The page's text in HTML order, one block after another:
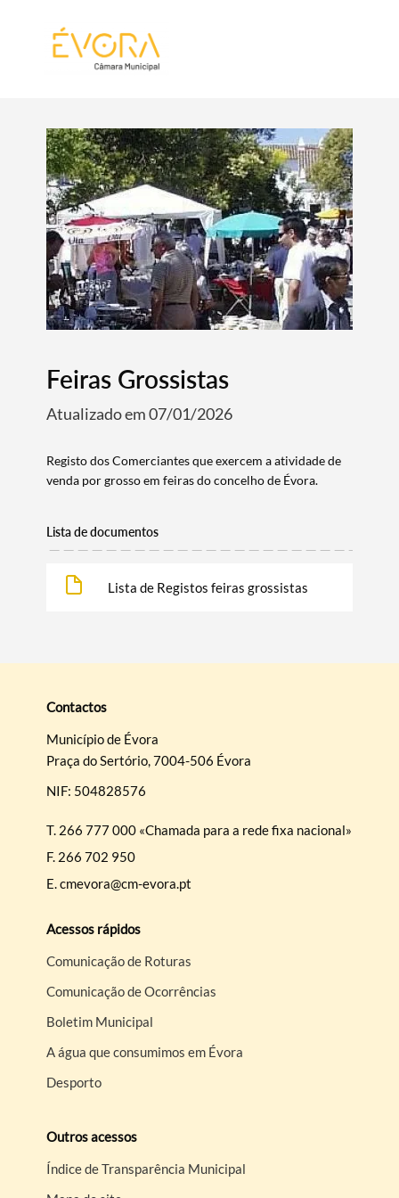
Termo de Pesquisa
Filtros
Feiras Grossistas
Atualizado em 07/01/2026
Registo dos Comerciantes que exercem a atividade de
venda por grosso em feiras do concelho de Évora.​
Lista de documentos
Lista de Registos feiras grossistas
Contactos
Município de Évora
Praça do Sertório, 7004-506 Évora
NIF: 504828576
T. 266 777 000 «Chamada para a rede fixa nacional»
F. 266 702 950
E.cmevora@cm-evora.pt
Acessos rápidos
Comunicação de Roturas
Comunicação de Ocorrências
Boletim Municipal
A água que consumimos em Évora
Desporto
Outros acessos
Índice de Transparência Municipal